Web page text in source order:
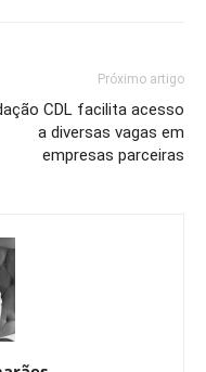
Próximo artigo
CDL facilita acesso
a diversas vagas em
empresas parceiras